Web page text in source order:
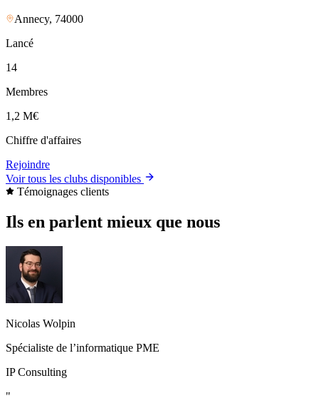
Annecy, 74000
Lancé
14
Membres
1,2 M€
Chiffre d'affaires
Rejoindre
Voir tous les clubs disponibles
Témoignages clients
Ils en parlent mieux que nous
Nicolas Wolpin
Spécialiste de l’informatique PME
IP Consulting
"